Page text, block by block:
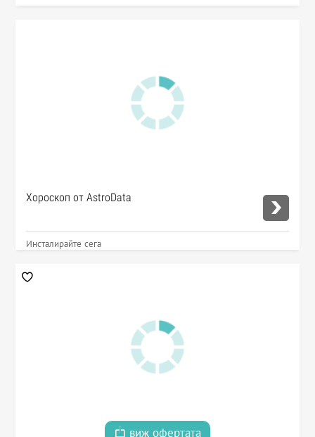
Хороскоп от AstroData
Инсталирайте сега
виж офертата